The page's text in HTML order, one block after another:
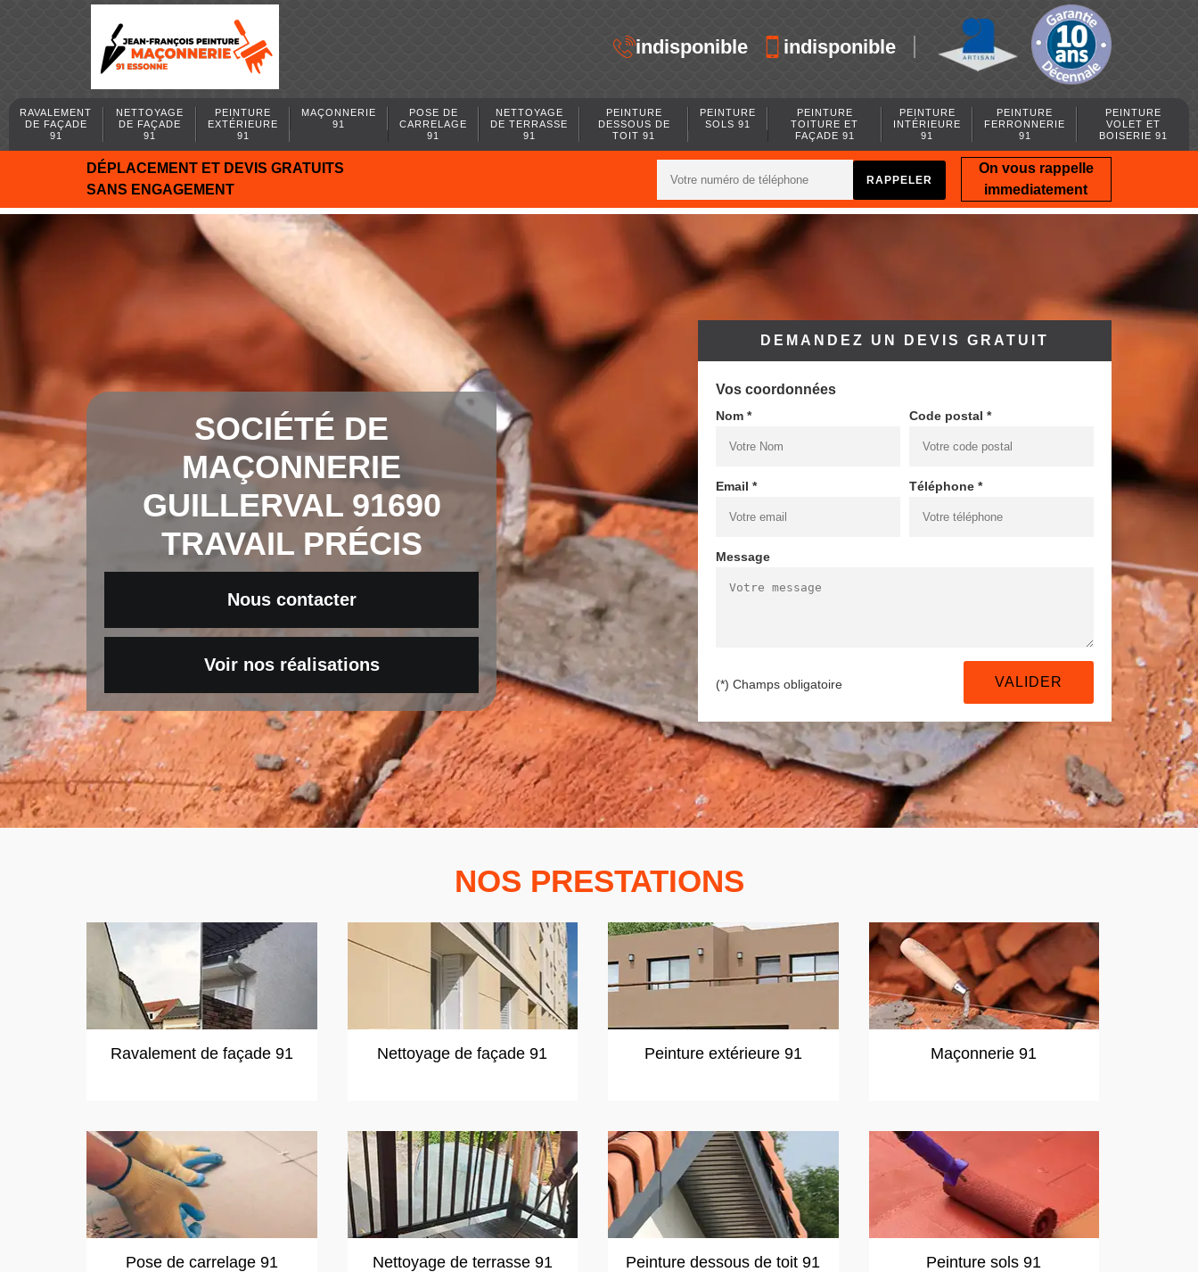
indisponible indisponible
RAVALEMENT
DE FAÇADE
91
NETTOYAGE
DE FAÇADE
91
PEINTURE
EXTÉRIEURE
91
MAÇONNERIE
91
POSE DE
CARRELAGE
91
NETTOYAGE
DE TERRASSE
91
PEINTURE
DESSOUS DE
TOIT 91
PEINTURE
SOLS 91
PEINTURE
TOITURE ET
FAÇADE 91
PEINTURE
INTÉRIEURE
91
PEINTURE
FERRONNERIE
91
PEINTURE
VOLET ET
BOISERIE 91
DÉPLACEMENT ET DEVIS GRATUITS
SANS ENGAGEMENT
On vous rappelle
immediatement
SOCIÉTÉ DE
MAÇONNERIE
GUILLERVAL 91690
TRAVAIL PRÉCIS
Nous contacter
Voir nos réalisations
DEMANDEZ UN DEVIS GRATUIT
Vos coordonnées
Nom * Code postal *
Email * Téléphone *
Message
(*) Champs obligatoire
NOS PRESTATIONS
Ravalement de façade 91 Nettoyage de façade 91 Peinture extérieure 91 Maçonnerie 91
Pose de carrelage 91 Nettoyage de terrasse 91 Peinture dessous de toit 91 Peinture sols 91